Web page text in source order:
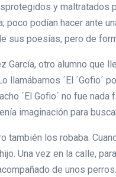
y maltratados
poco podían hacer ante
sus poesías, pero de
García, otro alumno que
llamábamos ´El ´Gofio´
´El Gofio´ no fue
imaginación para
también los robaba.
Una vez en la calle,
de unos